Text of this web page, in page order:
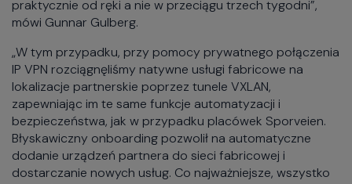
praktycznie od ręki a nie w przeciągu trzech tygodni”,
mówi Gunnar Gulberg.
„W tym przypadku, przy pomocy prywatnego połączenia
IP VPN rozciągnęliśmy natywne usługi fabricowe na
lokalizacje partnerskie poprzez tunele VXLAN,
zapewniając im te same funkcje automatyzacji i
bezpieczeństwa, jak w przypadku placówek Sporveien.
Błyskawiczny onboarding pozwolił na automatyczne
dodanie urządzeń partnera do sieci fabricowej i
dostarczanie nowych usług. Co najważniejsze, wszystko